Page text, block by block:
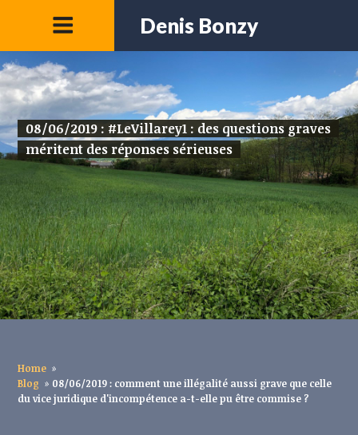
Denis Bonzy
08/06/2019 : #LeVillarey1 : des questions graves
méritent des réponses sérieuses
Home »
Blog » 08/06/2019 : comment une illégalité aussi grave que celle
du vice juridique d'incompétence a-t-elle pu être commise ?